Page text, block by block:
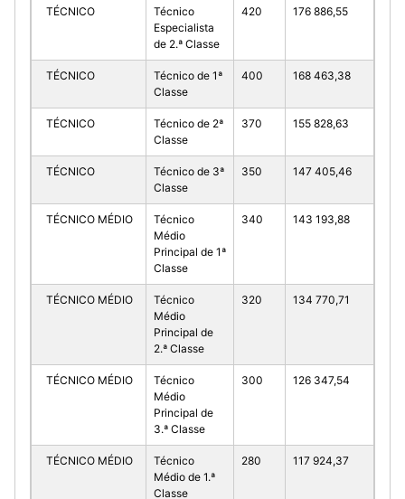
TÉCNICO
Técnico
Especialista
de 2.ª Classe
420 176 886,55
TÉCNICO
Técnico de 1ª
Classe
400 168 463,38
TÉCNICO
Técnico de 2ª
Classe
370 155 828,63
TÉCNICO
Técnico de 3ª
Classe
350 147 405,46
TÉCNICO MÉDIO
Técnico
Médio
Principal de 1ª
Classe
340 143 193,88
TÉCNICO MÉDIO
Técnico
Médio
Principal de
2.ª Classe
320 134 770,71
TÉCNICO MÉDIO
Técnico
Médio
Principal de
3.ª Classe
300 126 347,54
TÉCNICO MÉDIO
Técnico
Médio de 1.ª
Classe
280 117 924,37